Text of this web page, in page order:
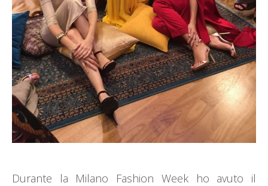
Durante la Milano Fashion Week ho avuto il